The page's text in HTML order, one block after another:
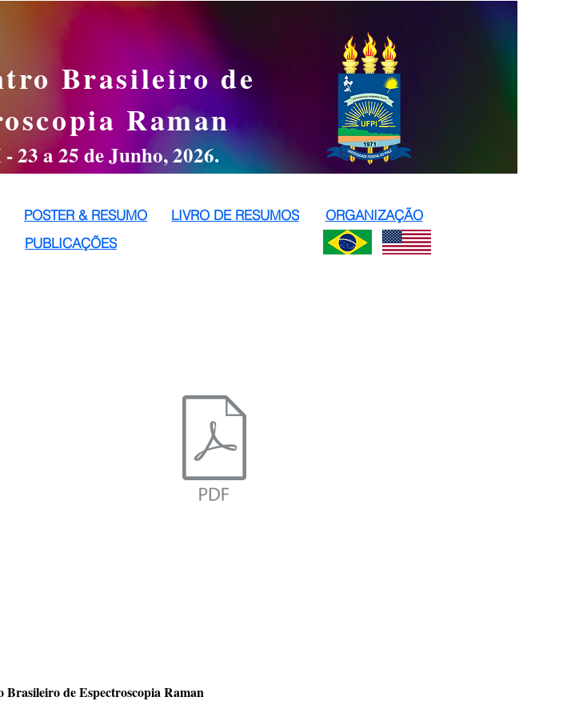
Brasileiro de
Raman
23 a 25 de Junho, 2026.
POSTER & RESUMO LIVRO DE RESUMOS
ORGANIZAÇÃO
PUBLICAÇÕES
de Espectroscopia Raman